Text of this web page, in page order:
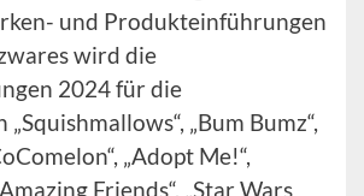
und Produkteinführungen
wird die
2024 für die
„Bum Bumz“,
„Adopt Me!“,
Friends“, „Star Wars